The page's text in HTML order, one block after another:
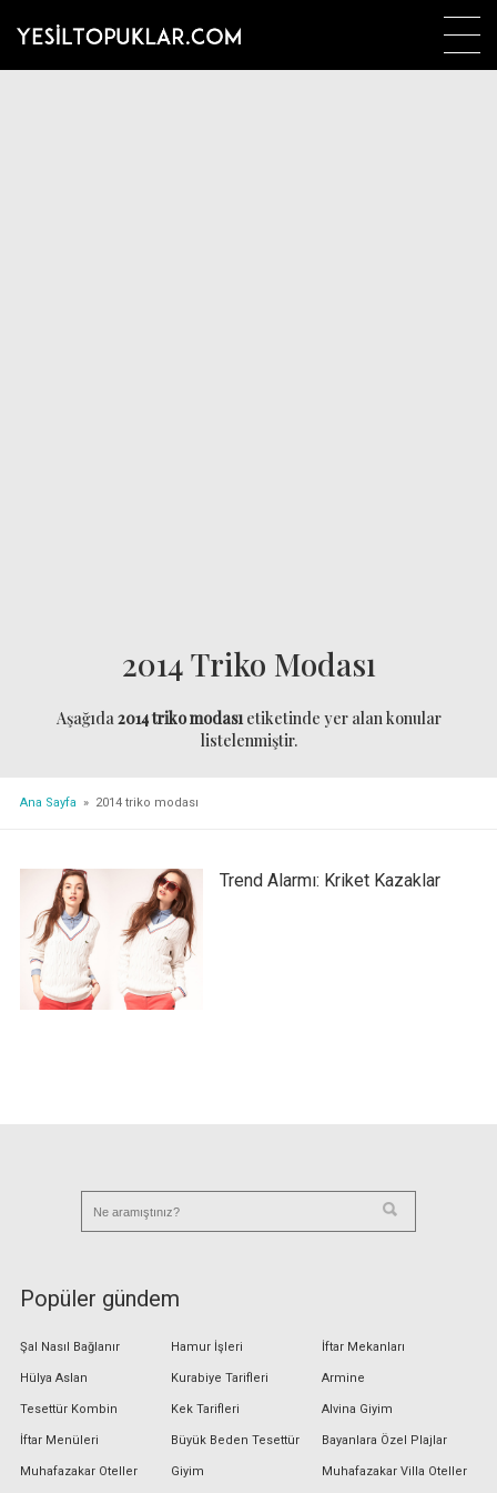
2014 Triko Modası
Aşağıda2014 triko modasıetiketinde yer alan konular
listelenmiştir.
Ana Sayfa » 2014 triko modası
Trend Alarmı: Kriket Kazaklar
Popüler gündem
Şal Nasıl Bağlanır
Hülya Aslan
Tesettür Kombin
İftar Menüleri
Muhafazakar Oteller
Hamur İşleri
Kurabiye Tarifleri
Kek Tarifleri
Büyük Beden Tesettür
Giyim
İftar Mekanları
Armine
Alvina Giyim
Bayanlara Özel Plajlar
Muhafazakar Villa Oteller